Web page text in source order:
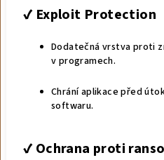
✔️ Exploit Protection
Dodatečná vrstva proti
v programech.
Chrání aplikace před
softwaru.
✔️Ochrana proti